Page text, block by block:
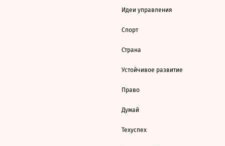
Идеи управления
Спорт
Страна
Устойчивое развитие
Право
Думай
Техуспех